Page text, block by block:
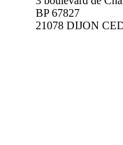
BP 67827
21078 DIJON